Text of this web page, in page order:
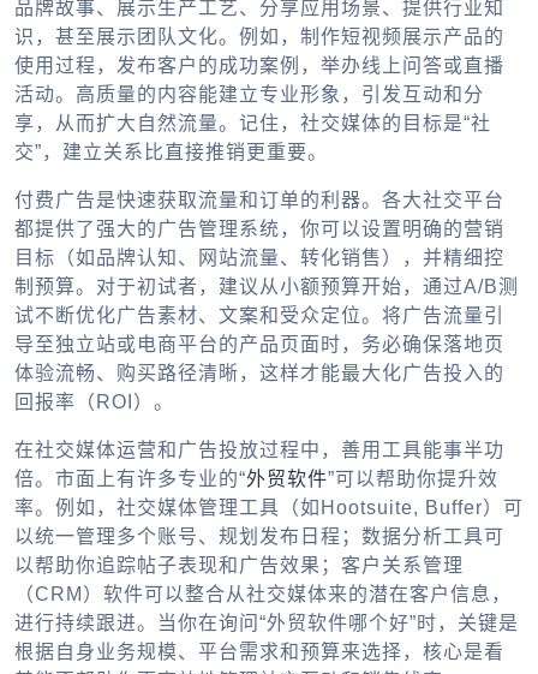
品牌故事、展示生产工艺、分享应用场景、提供行业知
识，甚至展示团队文化。例如，制作短视频展示产品的
使用过程，发布客户的成功案例，举办线上问答或直播
活动。高质量的内容能建立专业形象，引发互动和分
享，从而扩大自然流量。记住，社交媒体的目标是“社
交”，建立关系比直接推销更重要。
付费广告是快速获取流量和订单的利器。各大社交平台
都提供了强大的广告管理系统，你可以设置明确的营销
目标（如品牌认知、网站流量、转化销售），并精细控
制预算。对于初试者，建议从小额预算开始，通过A/B测
试不断优化广告素材、文案和受众定位。将广告流量引
导至独立站或电商平台的产品页面时，务必确保落地页
体验流畅、购买路径清晰，这样才能最大化广告投入的
回报率（ROI）。
在社交媒体运营和广告投放过程中，善用工具能事半功
倍。市面上有许多专业的“外贸软件”可以帮助你提升效
率。例如，社交媒体管理工具（如Hootsuite, Buffer）可
以统一管理多个账号、规划发布日程；数据分析工具可
以帮助你追踪帖子表现和广告效果；客户关系管理
（CRM）软件可以整合从社交媒体来的潜在客户信息，
进行持续跟进。当你在询问“外贸软件哪个好”时，关键是
根据自身业务规模、平台需求和预算来选择，核心是看